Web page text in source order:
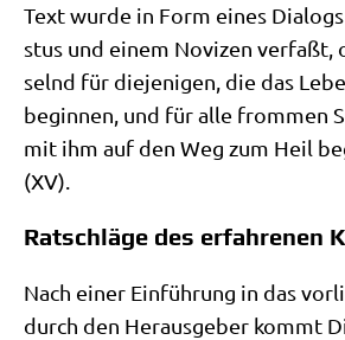
Text wur­de in Form eines
stus und einem Novi­zen
selnd für die­je­ni­gen, die das
begin­nen, und für alle from­men
mit ihm auf den Weg zum Heil
(XV).
Ratschläge des erfahrenen
Nach einer Ein­füh­rung in das
durch den Her­aus­ge­ber kommt